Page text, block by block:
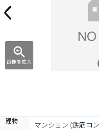
画像を拡大
建物 マンション (鉄筋コ